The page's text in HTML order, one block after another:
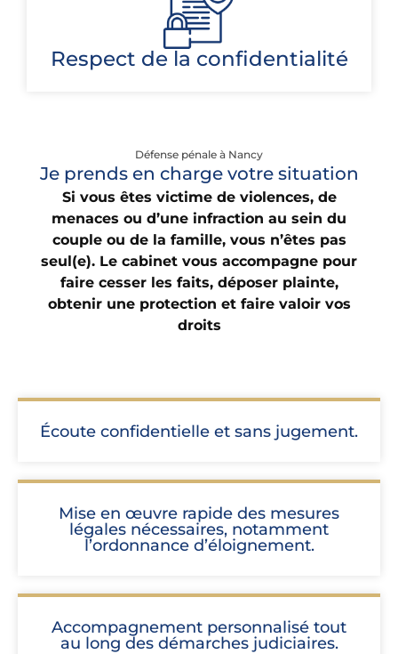
Respect de la confidentialité
Défense pénale à Nancy
Je prends en charge votre situation
Si vous êtes victime de violences, de
menaces ou d’une infraction au sein du
couple ou de la famille, vous n’êtes pas
seul(e). Le cabinet vous accompagne pour
faire cesser les faits, déposer plainte,
obtenir une protection et faire valoir vos
droits
Écoute confidentielle et sans jugement.
Mise en œuvre rapide des mesures
légales nécessaires, notamment
l’ordonnance d’éloignement.
Accompagnement personnalisé tout
au long des démarches judiciaires.